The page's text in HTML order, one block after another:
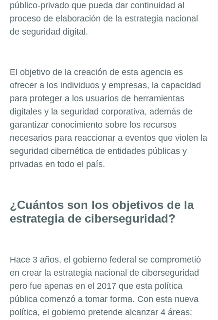
público-privado que pueda dar continuidad al
proceso de elaboración de la estrategia nacional
de seguridad digital.
El objetivo de la creación de esta agencia es
ofrecer a los individuos y empresas, la capacidad
para proteger a los usuarios de herramientas
digitales y la seguridad corporativa, además de
garantizar conocimiento sobre los recursos
necesarios para reaccionar a eventos que violen la
seguridad cibernética de entidades públicas y
privadas en todo el país.
¿Cuántos son los objetivos de la
estrategia de ciberseguridad?
Hace 3 años, el gobierno federal se comprometió
en crear la estrategia nacional de ciberseguridad
pero fue apenas en el 2017 que esta política
pública comenzó a tomar forma. Con esta nueva
política, el gobierno pretende alcanzar 4 áreas: